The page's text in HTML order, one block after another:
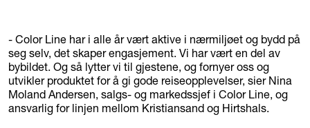
- Color Line har i alle år vært aktive i nærmiljøet og bydd på
seg selv, det skaper engasjement. Vi har vært en del av
bybildet. Og så lytter vi til gjestene, og fornyer oss og
utvikler produktet for å gi gode reiseopplevelser, sier Nina
Moland Andersen, salgs- og markedssjef i Color Line, og
ansvarlig for linjen mellom Kristiansand og Hirtshals.